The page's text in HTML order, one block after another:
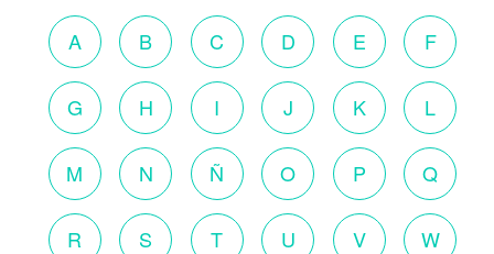
A B C D E F
G H I J K L
M N Ñ O P Q
R S T U V W